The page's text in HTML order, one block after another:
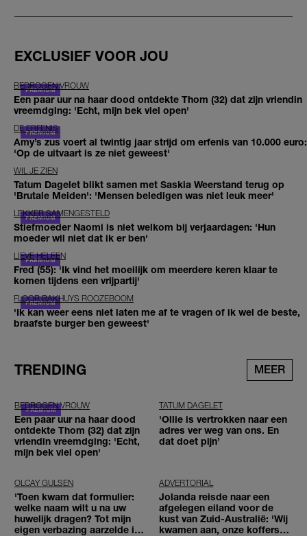
EXCLUSIEF VOOR JOU
BEDROGEN VROUW
Een paar uur na haar dood ontdekte Thom (32) dat zijn vriendin
vreemdging: 'Echt, mijn bek viel open'
DE ERFENIS
Amy’s zus voert al twintig jaar strijd om erfenis van 10.000 euro:
'Op de uitvaart is ze niet geweest'
WIL JE ZIEN
Tatum Dagelet blikt samen met Saskia Weerstand terug op
'Brutale Meiden': 'Mensen beledigen was niet leuk meer'
LEKKER SAMENGESTELD
Stiefmoeder Naomi is niet welkom bij verjaardagen: 'Hun
moeder wil niet dat ik er ben'
LIEVE HELEEN
Fred (55): 'Ik vind het moeilijk om meerdere keren klaar te
komen tijdens een vrijpartij'
FLOOR BAKHUYS ROOZEBOOM
'Ik kan weer eens niet laten me af te vragen of ik wel de beste,
braafste burger ben geweest'
TRENDING MEER
BEDROGEN VROUW
Een paar uur na haar dood
ontdekte Thom (32) dat zijn
vriendin vreemdging: 'Echt,
mijn bek viel open'
TATUM DAGELET
'Ollie is vertrokken naar een
adres ver weg van ons. En
dat doet pijn’
OLCAY GULSEN
'Toen kwam dat formulier:
welke naam wilt u na uw
huwelijk dragen? Tot mijn
eigen verbazing aarzelde ik
ADVERTORIAL
Jolanda reisde naar een
afgelegen eiland voor de
kust van Zuid-Australië: 'Wij
kwamen aan, onze koffers